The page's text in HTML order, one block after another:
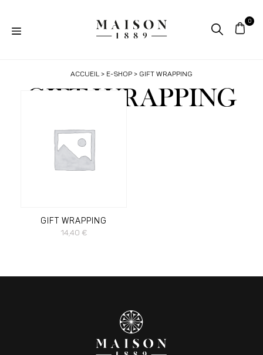
GIFT WRAPPING
ACCUEIL> E-SHOP > GIFT WRAPPING
GIFT WRAPPING
14,40 €